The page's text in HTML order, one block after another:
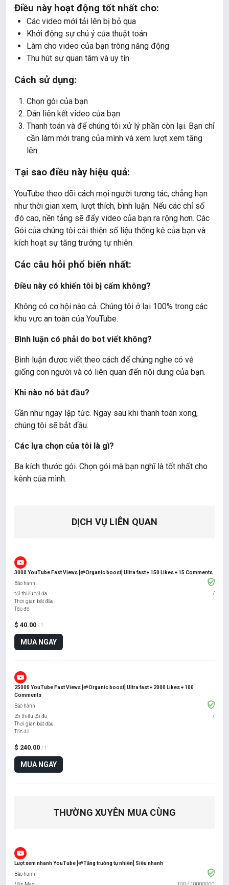
Điều này hoạt động tốt nhất cho:
Các video mới tải lên bị bỏ qua
Khởi động sự chú ý của thuật toán
Làm cho video của bạn trông năng động
Thu hút sự quan tâm và uy tín
Cách sử dụng:
Chọn gói của bạn
Dán liên kết video của bạn
Thanh toán và để chúng tôi xử lý phần còn lại. Bạn chỉ
cần làm mới trang của mình và xem lượt xem tăng
lên.
Tại sao điều này hiệu quả:
YouTube theo dõi cách mọi người tương tác, chẳng hạn
như thời gian xem, lượt thích, bình luận. Nếu các chỉ số
đó cao, nền tảng sẽ đẩy video của bạn ra rộng hơn. Các
Gói của chúng tôi cải thiện số liệu thống kê của bạn và
kích hoạt sự tăng trưởng tự nhiên.
Các câu hỏi phổ biến nhất:
Điều này có khiến tôi bị cấm không?
Không có cơ hội nào cả. Chúng tôi ở lại 100% trong các
khu vực an toàn của YouTube.
Bình luận có phải do bot viết không?
Bình luận được viết theo cách để chúng nghe có vẻ
giống con người và có liên quan đến nội dung của bạn.
Khi nào nó bắt đầu?
Gần như ngay lập tức. Ngay sau khi thanh toán xong,
chúng tôi sẽ bắt đầu.
Các lựa chọn của tôi là gì?
Ba kích thước gói. Chọn gói mà bạn nghĩ là tốt nhất cho
kênh của mình.
DỊCH VỤ LIÊN QUAN
3000 YouTube Fast Views [🌱Organic boost] Ultra fast + 150 Likes + 15 Comments
$ 40.00 / 1
MUA NGAY
Bảo hành
tối thiểu tối đa
/
Thời gian bắt đầu
Tốc độ
25000 YouTube Fast Views [🌱Organic boost] Ultra fast + 2000 Likes + 100
Comments
$ 240.00 / 1
MUA NGAY
Bảo hành
tối thiểu tối đa
/
Thời gian bắt đầu
Tốc độ
THƯỜNG XUYÊN MUA CÙNG
Lượt xem nhanh YouTube [🌱Tăng trưởng tự nhiên] Siêu nhanh
Bảo hành